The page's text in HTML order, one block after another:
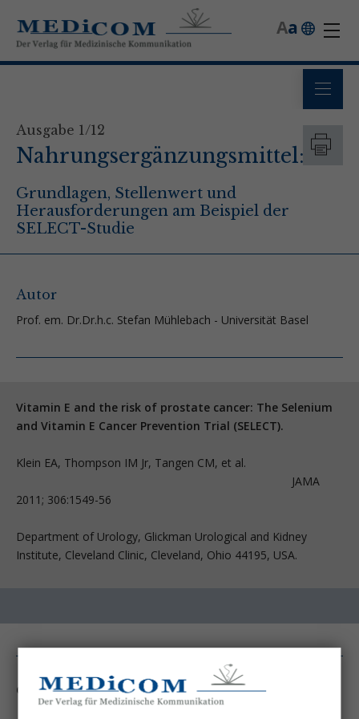
a
A
Ausgabe 1/12
Nahrungsergänzungsmittel:
Grundlagen, Stellenwert und
Herausforderungen am Beispiel der
SELECT-Studie
Autor
Prof. em. Dr.Dr.h.c. Stefan Mühlebach - Universität Basel
Vitamin E and the risk of prostate cancer: The Selenium
and Vitamin E Cancer Prevention Trial (SELECT).
Klein EA, Thompson IM Jr, Tangen CM, et al.
JAMA
2011; 306:1549-56
Department of Urology, Glickman Urological and Kidney
Institute, Cleveland Clinic, Cleveland, Ohio 44195, USA.
Grundlagen